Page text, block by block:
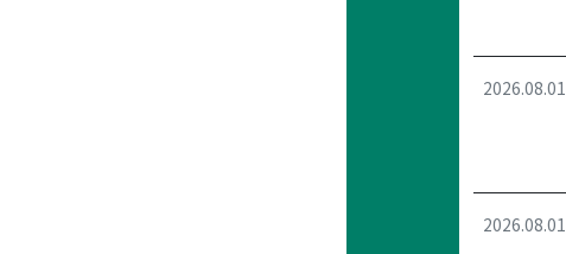
2026.08.01
2026.08.01